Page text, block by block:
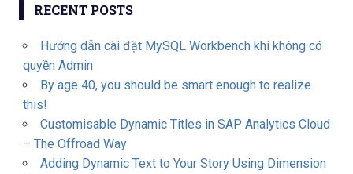
RECENT POSTS
Hướng dẫn cài đặt MySQL Workbench khi không có
quyền Admin
By age 40, you should be smart enough to realize
this!
Customisable Dynamic Titles in SAP Analytics Cloud
– The Offroad Way
Adding Dynamic Text to Your Story Using Dimension